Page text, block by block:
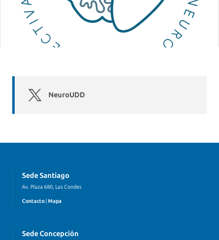
NeuroUDD
Sede Santiago
Av. Plaza 680, Las Condes
Contacto | Mapa
Sede Concepción